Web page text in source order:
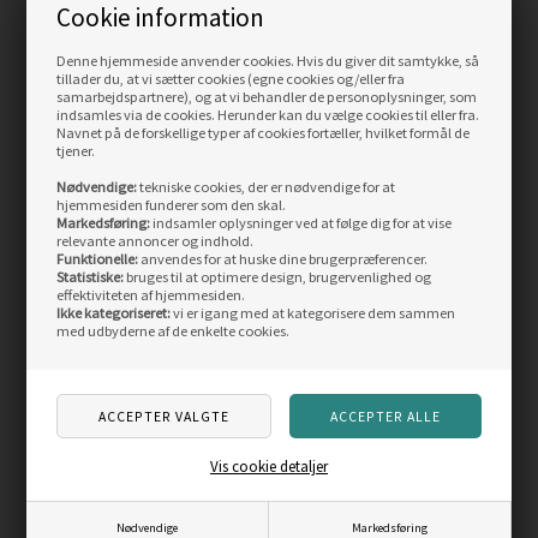
Cookie information
Denne hjemmeside anvender cookies. Hvis du giver dit samtykke, så
tillader du, at vi sætter cookies (egne cookies og/eller fra
samarbejdspartnere), og at vi behandler de personoplysninger, som
indsamles via de cookies. Herunder kan du vælge cookies til eller fra.
Navnet på de forskellige typer af cookies fortæller, hvilket formål de
tjener.
Nødvendige:tekniske cookies, der er nødvendige for at
hjemmesiden funderer som den skal.
Markedsføring: indsamler oplysninger ved at følge dig for at vise
relevante annoncer og indhold.
Funktionelle: anvendes for at huske dine brugerpræferencer.
Statistiske: bruges til at optimere design, brugervenlighed og
effektiviteten af hjemmesiden.
Ikke kategoriseret:vi er igang med at kategorisere dem sammen
med udbyderne af de enkelte cookies.
Nødvendige Markedsføring
Vis cookie detaljer
Fjällräven Skule 28 L
Vejl. pris999,00
629,00 DKK
Vejl. pris749,00
535,00 DKK
SIDST SETE PRODUKTER
Kinetic Sabiki Micro
Gunki G-Bump SWM95, 2